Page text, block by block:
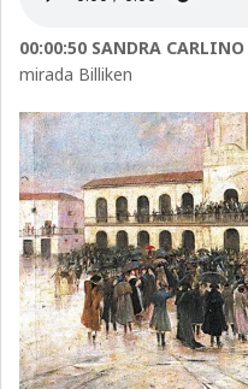
00:00:50 SANDRA CARLINO
mirada Billiken